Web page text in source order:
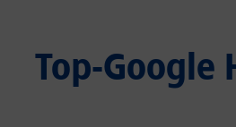
Top-Google